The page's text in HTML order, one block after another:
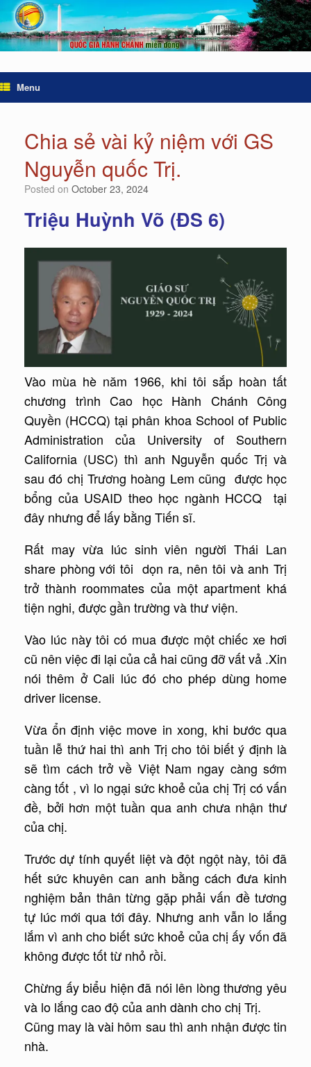
Menu
Chia sẻ vài kỷ niệm với GS
Nguyễn quốc Trị.
Posted on October 23, 2024
Triệu Huỳnh Võ (ĐS 6)
Vào mùa hè năm 1966, khi tôi sắp hoàn tất
chương trình Cao học Hành Chánh Công
Quyền (HCCQ) tại phân khoa School of Public
Administration của University of Southern
California (USC) thì anh Nguyễn quốc Trị và
sau đó chị Trương hoàng Lem cũng được học
bổng của USAID theo học ngành HCCQ tại
đây nhưng để lấy bằng Tiến sĩ.
Rất may vừa lúc sinh viên người Thái Lan
share phòng với tôi dọn ra, nên tôi và anh Trị
trở thành roommates của một apartment khá
tiện nghi, được gần trường và thư viện.
Vào lúc này tôi có mua được một chiếc xe hơi
cũ nên việc đi lại của cả hai cũng đỡ vất vả .Xin
nói thêm ở Cali lúc đó cho phép dùng home
driver license.
Vừa ổn định việc move in xong, khi bước qua
tuần lễ thứ hai thì anh Trị cho tôi biết ý định là
sẽ tìm cách trở về Việt Nam ngay càng sớm
càng tốt , vì lo ngại sức khoẻ của chị Trị có vấn
đề, bởi hơn một tuần qua anh chưa nhận thư
của chị.
Trước dự tính quyết liệt và đột ngột này, tôi đã
hết sức khuyên can anh bằng cách đưa kinh
nghiệm bản thân từng gặp phải vấn đề tương
tự lúc mới qua tới đây. Nhưng anh vẫn lo lắng
lắm vì anh cho biết sức khoẻ của chị ấy vốn đã
không được tốt từ nhỏ rồi.
Chừng ấy biểu hiện đã nói lên lòng thương yêu
và lo lắng cao độ của anh dành cho chị Trị.
Cũng may là vài hôm sau thì anh nhận được tin
nhà.